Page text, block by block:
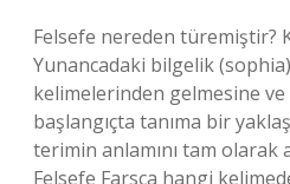
Felsefe nereden türemiştir?
Yunancadaki bilgelik
kelimelerinden gelmesine ve
başlangıçta tanıma bir
terimin anlamını tam olarak
Felsefe Farsça hangi